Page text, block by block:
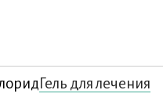
Гель для лечения